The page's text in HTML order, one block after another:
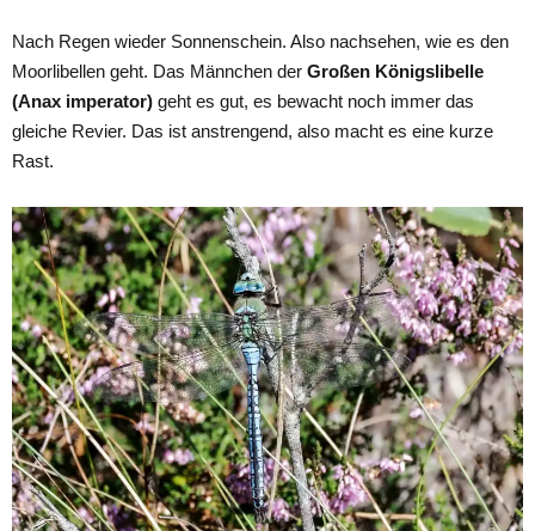
Nach Regen wieder Sonnenschein. Also nachsehen, wie es den
Moorlibellen geht. Das Männchen der Großen Königslibelle
(Anax imperator) geht es gut, es bewacht noch immer das
gleiche Revier. Das ist anstrengend, also macht es eine kurze
Rast.